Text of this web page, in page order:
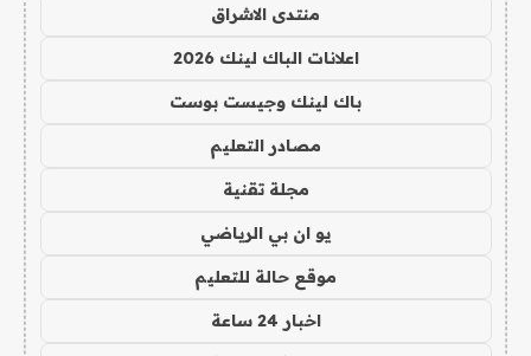
منتدى الاشراق
اعلانات الباك لينك 2026
باك لينك وجيست بوست
مصادر التعليم
مجلة تقنية
يو ان بي الرياضي
موقع حالة للتعليم
اخبار 24 ساعة